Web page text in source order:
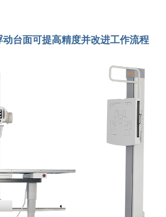
台面可提高精度并改进工作流程